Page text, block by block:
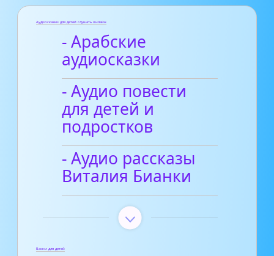
Аудиосказки для детей слушать онлайн
- Арабские
аудиосказки
- Аудио повести
для детей и
подростков
- Аудио рассказы
Виталия Бианки
Басни для детей